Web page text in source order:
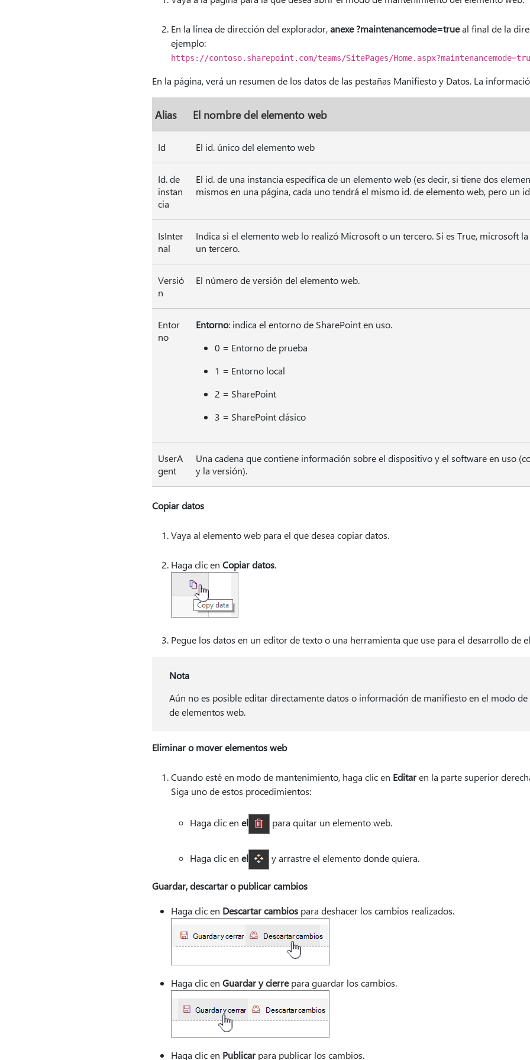
En la línea de dirección del explorador,anexe ?maintenancemode=trueal final de la
ejemplo:
https://contoso.sharepoint.com/teams/SitePages/
En la página, verá un resumen de los datos de las pestañas Manifiesto y Datos. La
Alias El nombre del elemento web
Id El id. único del elemento web
Id. de
instan
cia
El id. de una instancia específica de un elemento web (es decir, si tiene dos
mismos en una página, cada uno tendrá el mismo id. de elemento web, pero un
IsInter
nal
Indica si el elemento web lo realizó Microsoft o un tercero. Si es True, microsoft la
un tercero.
Versió
n
El número de versión del elemento web.
Entor
no
Entorno: indica el entorno de SharePoint en uso.
0 = Entorno de prueba
1 = Entorno local
2 = SharePoint
3 = SharePoint clásico
UserA
gent
Una cadena que contiene información sobre el dispositivo y el software en uso
y la versión).
Copiar datos
Vaya al elemento web para el que desea copiar datos.
Haga clic en Copiar datos.
Pegue los datos en un editor de texto o una herramienta que use para el desarrollo de
Nota
Aún no es posible editar directamente datos o información de manifiesto en el modo
de elementos web.
Eliminar o mover elementos web
Cuando esté en modo de mantenimiento, haga clic en Editaren la parte superior
Siga uno de estos procedimientos:
Haga clic en el para quitar un elemento web.
Haga clic en el y arrastre el elemento donde quiera.
Guardar, descartar o publicar cambios
Haga clic en Descartar cambiospara deshacer los cambios realizados.
Haga clic en Guardar y cierrepara guardar los cambios.
Haga clic en Publicarpara publicar los cambios.